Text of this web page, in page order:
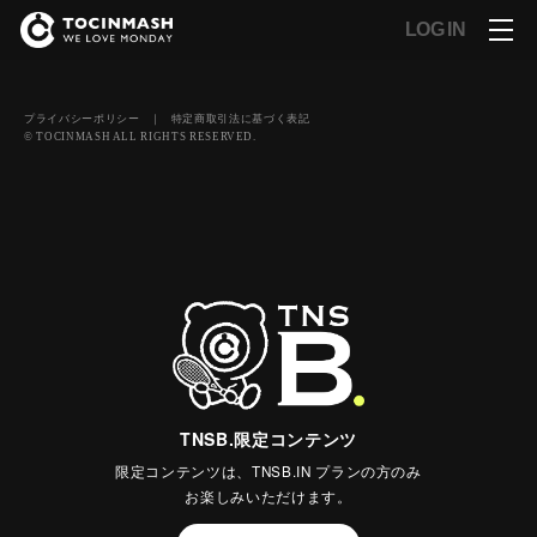
LOG IN
TNSB.限定コンテンツ
限定コンテンツは、TNSB.IN プランの方のみ
お楽しみいただけます。
プライバシーポリシー ｜ 特定商取引法に基づく表記
© TOCINMASH ALL RIGHTS RESERVED.